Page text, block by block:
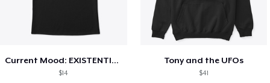
Current Mood: EXISTENTIAL CRISIS
$14
Tony and the UFOs
$41